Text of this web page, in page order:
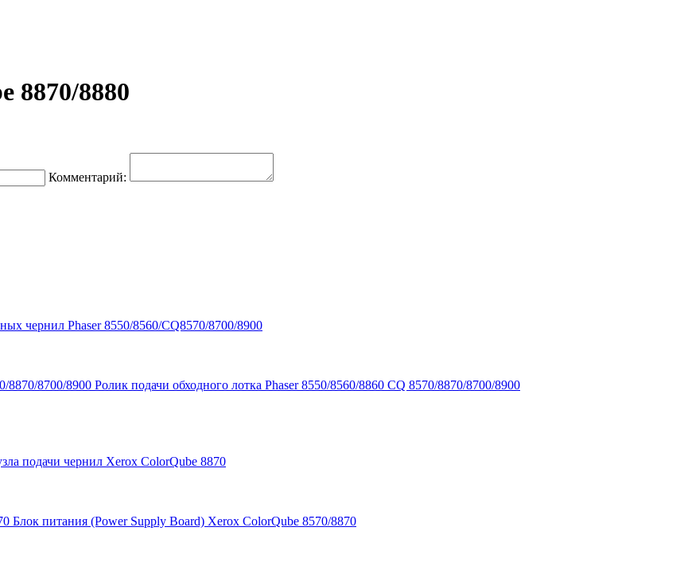
8870/8880
Комментарий:
чернил Phaser 8550/8560/CQ8570/8700/8900
Ролик подачи обходного лотка Phaser 8550/8560/8860 CQ 8570/8870/8700/8900
подачи чернил Xerox ColorQube 8870
Блок питания (Power Supply Board) Xerox ColorQube 8570/8870